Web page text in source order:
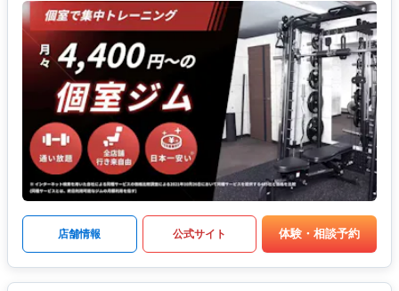
店舗情報 公式サイト 体験・相談予約